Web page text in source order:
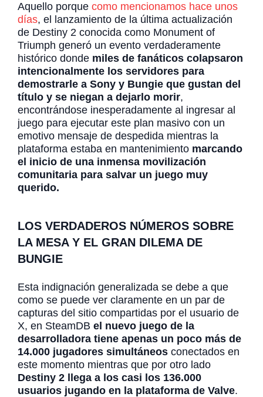
Aquello porque como mencionamos hace unos
días, el lanzamiento de la última actualización
de Destiny 2 conocida como Monument of
Triumph generó un evento verdaderamente
histórico donde miles de fanáticos colapsaron
intencionalmente los servidores para
demostrarle a Sony y Bungie que gustan del
título y se niegan a dejarlo morir,
encontrándose inesperadamente al ingresar al
juego para ejecutar este plan masivo con un
emotivo mensaje de despedida mientras la
plataforma estaba en mantenimiento marcando
el inicio de una inmensa movilización
comunitaria para salvar un juego muy
querido.
LOS VERDADEROS NÚMEROS SOBRE
LA MESA Y EL GRAN DILEMA DE
BUNGIE
Esta indignación generalizada se debe a que
como se puede ver claramente en un par de
capturas del sitio compartidas por el usuario de
X, en SteamDB el nuevo juego de la
desarrolladora tiene apenas un poco más de
14.000 jugadores simultáneos conectados en
este momento mientras que por otro lado
Destiny 2 llega a los casi los 136.000
usuarios jugando en la plataforma de Valve.